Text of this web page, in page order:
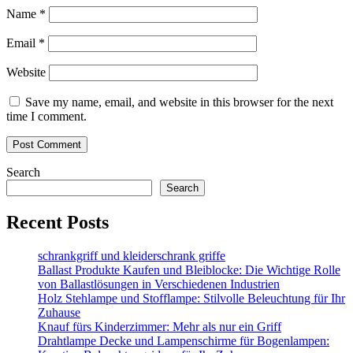
Name *
Email *
Website
Save my name, email, and website in this browser for the next
time I comment.
Search
Search
Recent Posts
schrankgriff und kleiderschrank griffe
Ballast Produkte Kaufen und Bleiblocke: Die Wichtige Rolle
von Ballastlösungen in Verschiedenen Industrien
Holz Stehlampe und Stofflampe: Stilvolle Beleuchtung für Ihr
Zuhause
Knauf fürs Kinderzimmer: Mehr als nur ein Griff
Drahtlampe Decke und Lampenschirme für Bogenlampen: